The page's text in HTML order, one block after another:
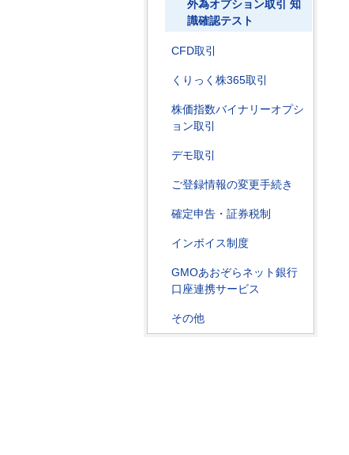
外為オプション取引 知
識確認テスト
CFD取引
くりっく株365取引
株価指数バイナリーオプシ
ョン取引
デモ取引
ご登録情報の変更手続き
確定申告・証券税制
インボイス制度
GMOあおぞらネット銀行
口座連携サービス
その他